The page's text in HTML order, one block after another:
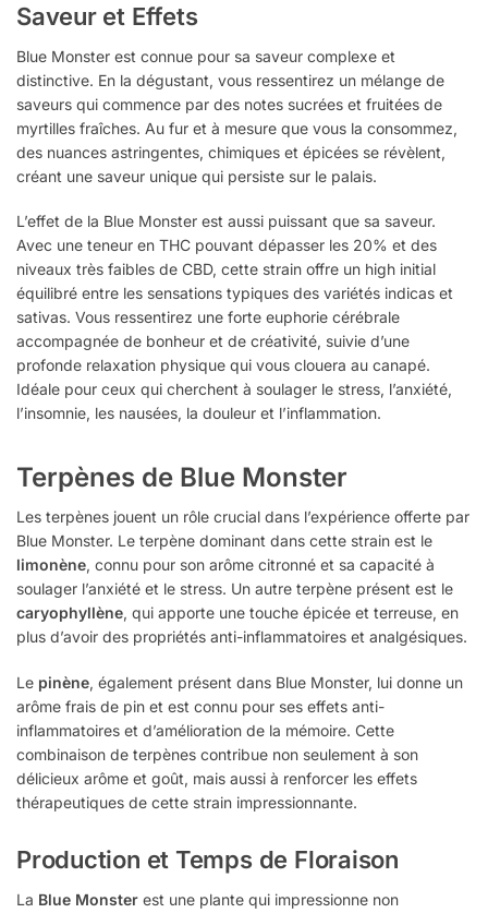
Saveur et Effets
Blue Monster est connue pour sa saveur complexe et
distinctive. En la dégustant, vous ressentirez un mélange de
saveurs qui commence par des notes sucrées et fruitées de
myrtilles fraîches. Au fur et à mesure que vous la consommez,
des nuances astringentes, chimiques et épicées se révèlent,
créant une saveur unique qui persiste sur le palais.
L’effet de la Blue Monster est aussi puissant que sa saveur.
Avec une teneur en THC pouvant dépasser les 20% et des
niveaux très faibles de CBD, cette strain offre un high initial
équilibré entre les sensations typiques des variétés indicas et
sativas. Vous ressentirez une forte euphorie cérébrale
accompagnée de bonheur et de créativité, suivie d’une
profonde relaxation physique qui vous clouera au canapé.
Idéale pour ceux qui cherchent à soulager le stress, l’anxiété,
l’insomnie, les nausées, la douleur et l’inflammation.
Terpènes de Blue Monster
Les terpènes jouent un rôle crucial dans l’expérience offerte par
Blue Monster. Le terpène dominant dans cette strain est le
limonène, connu pour son arôme citronné et sa capacité à
soulager l’anxiété et le stress. Un autre terpène présent est le
caryophyllène, qui apporte une touche épicée et terreuse, en
plus d’avoir des propriétés anti-inflammatoires et analgésiques.
Le pinène, également présent dans Blue Monster, lui donne un
arôme frais de pin et est connu pour ses effets anti-
inflammatoires et d’amélioration de la mémoire. Cette
combinaison de terpènes contribue non seulement à son
délicieux arôme et goût, mais aussi à renforcer les effets
thérapeutiques de cette strain impressionnante.
Production et Temps de Floraison
La Blue Monster est une plante qui impressionne non